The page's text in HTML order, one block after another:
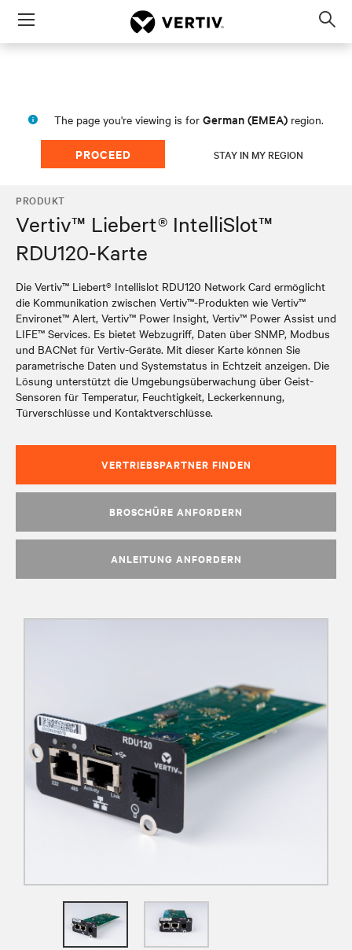
Menu
The page you're viewing is for German (EMEA) region.
PROCEED STAY IN MY REGION
PRODUKT
Vertiv™ Liebert® IntelliSlot™
RDU120-Karte
Die Vertiv™ Liebert® Intellislot RDU120 Network Card ermöglicht
die Kommunikation zwischen Vertiv™-Produkten wie Vertiv™
Environet™ Alert, Vertiv™ Power Insight, Vertiv™ Power Assist und
LIFE™ Services. Es bietet Webzugriff, Daten über SNMP, Modbus
und BACNet für Vertiv-Geräte. Mit dieser Karte können Sie
parametrische Daten und Systemstatus in Echtzeit anzeigen. Die
Lösung unterstützt die Umgebungsüberwachung über Geist-
Sensoren für Temperatur, Feuchtigkeit, Leckerkennung,
Türverschlüsse und Kontaktverschlüsse.
VERTRIEBSPARTNER FINDEN
BROSCHÜRE ANFORDERN
ANLEITUNG ANFORDERN